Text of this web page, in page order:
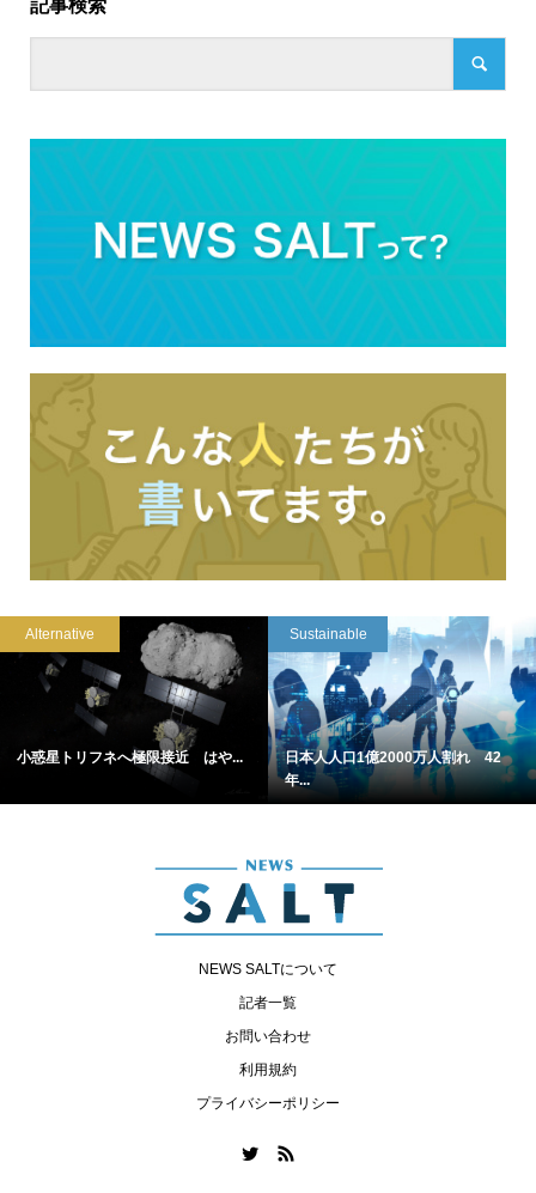
Alternative
小惑星トリフネへ極限接近 はや...
Sustainable
日本人人口1億2000万人割れ 42
年...
NEWS SALTについて
記者一覧
お問い合わせ
利用規約
プライバシーポリシー